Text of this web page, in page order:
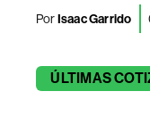
PorIsaac Garrido
ÚLTIMAS